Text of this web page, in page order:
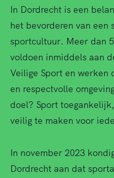
In Dordrecht is een
het bevorderen van een
sportcultuur. Meer dan
voldoen inmiddels aan
Veilige Sport en werken
en respectvolle
doel? Sport
veilig te maken voor
In november 2023
Dordrecht aan dat